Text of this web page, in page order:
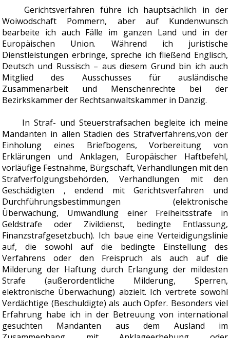
Gerichtsverfahren führe ich hauptsächlich in der
Woiwodschaft Pommern, aber auf Kundenwunsch
bearbeite ich auch Fälle im ganzen Land und in der
Europäischen Union. Während ich juristische
Dienstleistungen erbringe, spreche ich fließend Englisch,
Deutsch und Russisch – aus diesem Grund bin ich auch
Mitglied des Ausschusses für ausländische
Zusammenarbeit und Menschenrechte bei der
Bezirkskammer der Rechtsanwaltskammer in Danzig.
In Straf- und Steuerstrafsachen begleite ich meine
Mandanten in allen Stadien des Strafverfahrens,von der
Einholung eines Briefbogens, Vorbereitung von
Erklärungen und Anklagen, Europäischer Haftbefehl,
vorläufige Festnahme, Bürgschaft, Verhandlungen mit den
Strafverfolgungsbehörden, Verhandlungen mit den
Geschädigten , endend mit Gerichtsverfahren und
Durchführungsbestimmungen (elektronische
Überwachung, Umwandlung einer Freiheitsstrafe in
Geldstrafe oder Zivildienst, bedingte Entlassung,
Finanzstrafgesetzbuch). Ich baue eine Verteidigungslinie
auf, die sowohl auf die bedingte Einstellung des
Verfahrens oder den Freispruch als auch auf die
Milderung der Haftung durch Erlangung der mildesten
Strafe (außerordentliche Milderung, Sperren,
elektronische Überwachung) abzielt. Ich vertrete sowohl
Verdächtige (Beschuldigte) als auch Opfer. Besonders viel
Erfahrung habe ich in der Betreuung von international
gesuchten Mandanten aus dem Ausland im